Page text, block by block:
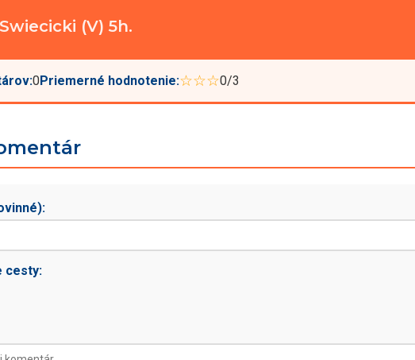
(V) 5h.
0Priemerné hodnotenie:☆☆☆0/3
cesty: